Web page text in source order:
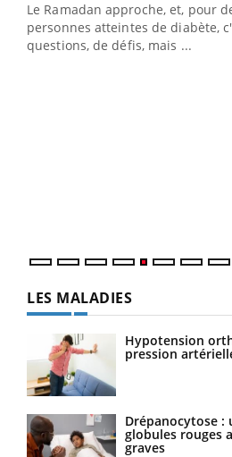
Le Ramadan approche, et, pour
personnes atteintes de diabète,
questions, de défis, mais ...
LES MALADIES
Hypotension
pression
Drépanocytose :
globules rouges
graves